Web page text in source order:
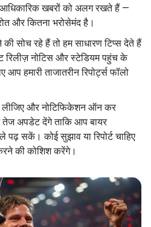
खबरों को अलग रखते हैं —
और कितना भरोसेमंद है।
सोच रहे हैं तो हम साधारण टिप्स देते हैं
रिलीज़ नोटिस और स्टेडियम पहुंच के
हमारी ताजातरीन रिपोर्ट्स फॉलो
और नोटिफिकेशन ऑन कर
तेज अपडेट देंगे ताकि आप बायर
सकें। कोई सुझाव या रिपोर्ट चाहिए
की कोशिश करेंगे।